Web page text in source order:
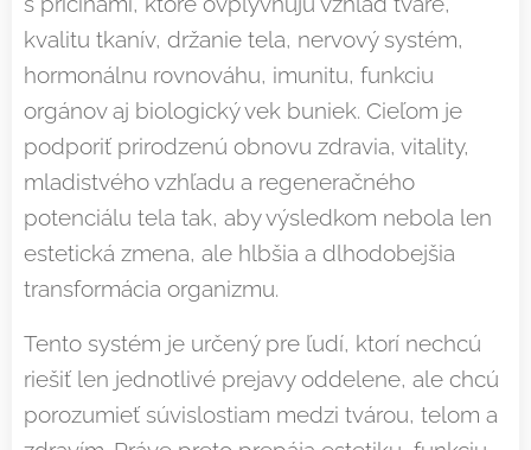
kvalitu tkanív, držanie tela, nervový systém,
hormonálnu rovnováhu, imunitu, funkciu
orgánov aj biologický vek buniek. Cieľom je
podporiť prirodzenú obnovu zdravia, vitality,
mladistvého vzhľadu a regeneračného
potenciálu tela tak, aby výsledkom nebola len
estetická zmena, ale hlbšia a dlhodobejšia
transformácia organizmu.
Tento systém je určený pre ľudí, ktorí nechcú
riešiť len jednotlivé prejavy oddelene, ale chcú
porozumieť súvislostiam medzi tvárou, telom a